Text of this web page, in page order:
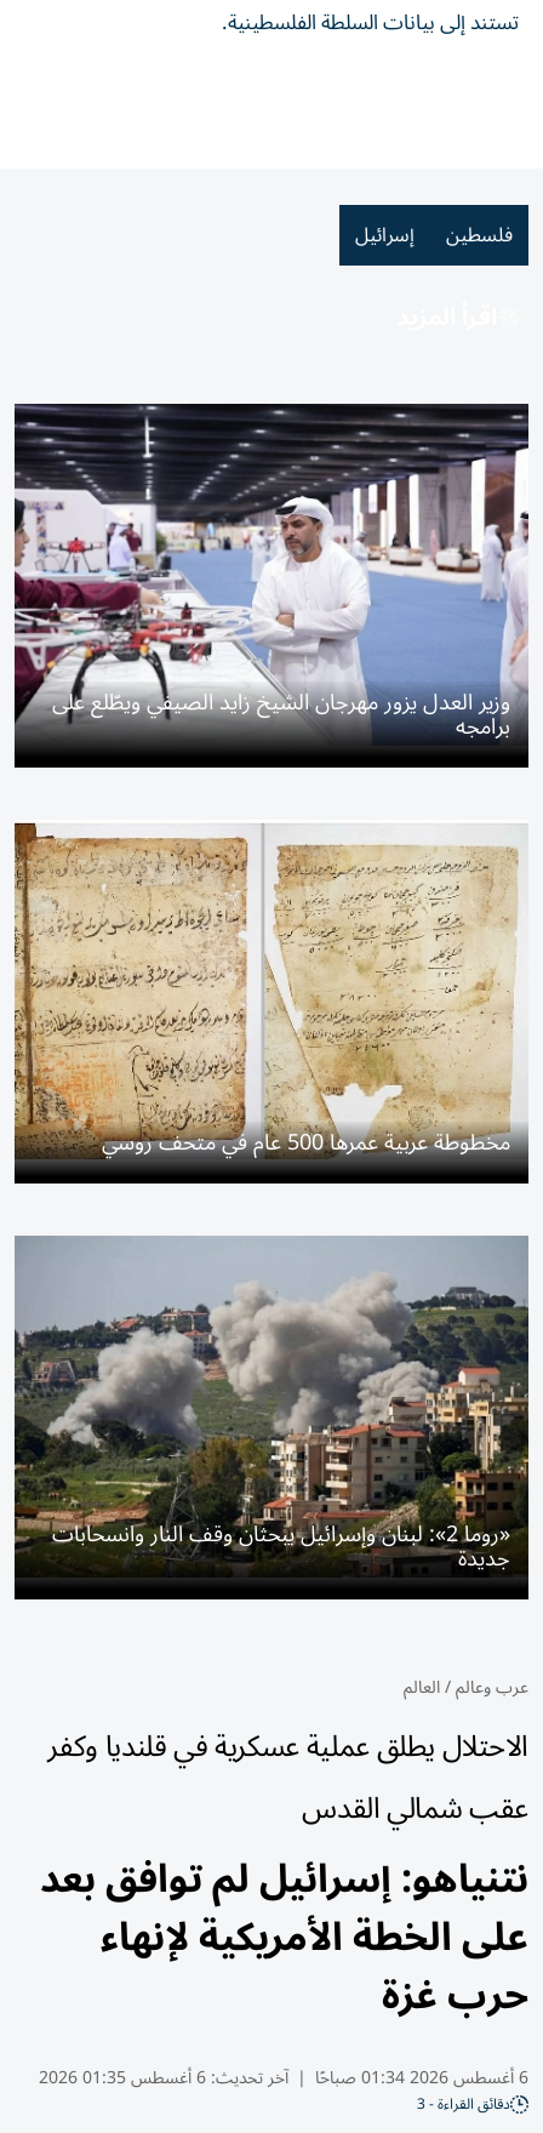
تستند إلى بيانات السلطة الفلسطينية.
فلسطين إسرائيل
وزير العدل يزور مهرجان الشيخ زايد الصيفي ويطّلع على
برامجه
مخطوطة عربية عمرها 500 عام في متحف روسي
«روما 2»: لبنان وإسرائيل يبحثان وقف النار وانسحابات
جديدة
عرب وعالم/العالم
الاحتلال يطلق عملية عسكرية في قلنديا وكفر
عقب شمالي القدس
نتنياهو: إسرائيل لم توافق بعد
على الخطة الأمريكية لإنهاء
حرب غزة
6 أغسطس 2026 01:34 صباحًا | آخر تحديث:6 أغسطس 01:35 2026
دقائق القراءة - 3